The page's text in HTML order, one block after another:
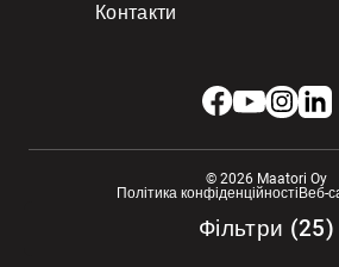
Фільтри (25)
Контакти
© 2026 Maatori Oy
Політика конфіденційності Веб-